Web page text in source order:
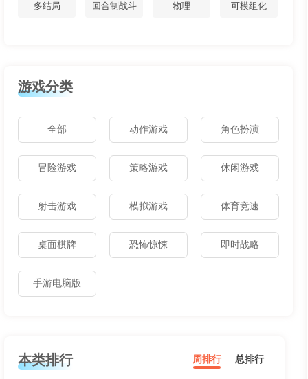
多结局 回合制战斗 物理 可模组化
游戏分类
全部 动作游戏 角色扮演
冒险游戏 策略游戏 休闲游戏
射击游戏 模拟游戏 体育竞速
桌面棋牌 恐怖惊悚 即时战略
手游电脑版
本类排行 周排行 总排行